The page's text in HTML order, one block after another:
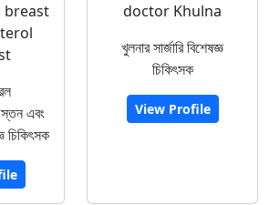
breast
এবং
চিকিৎসক
doctor Khulna
খুলনার সার্জারি বিশেষজ্ঞ
চিকিৎসক
View Profile